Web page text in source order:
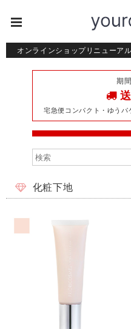
オンラインショップリニューア
期
宅急便コンパクト・ゆう
化粧下地